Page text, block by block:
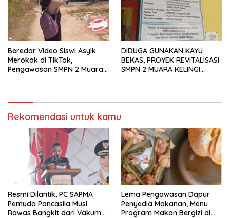
Beredar Video Siswi Asyik
Merokok di TikTok,
Pengawasan SMPN 2 Muara
DIDUGA GUNAKAN KAYU
BEKAS, PROYEK REVITALISASI
SMPN 2 MUARA KELINGI
Rekomendasi untuk kamu
Resmi Dilantik, PC SAPMA
Pemuda Pancasila Musi
Rawas Bangkit dari Vakum
Lema Pengawasan Dapur
Penyedia Makanan, Menu
Program Makan Bergizi di